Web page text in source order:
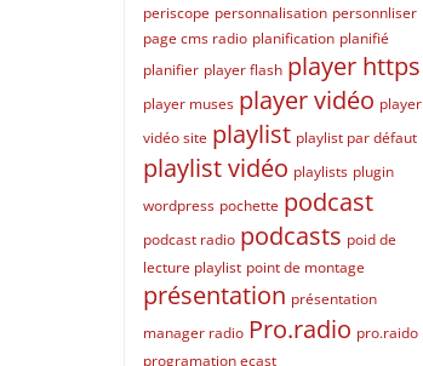
periscope personnalisation personnliser
page cms radio planification planifié
planifier player flash player https
player muses player vidéo player
vidéo site playlist playlist par défaut
playlist vidéo playlists plugin
wordpress pochette podcast
podcast radio podcasts poid de
lecture playlist point de montage
présentation présentation
manager radio Pro.radio pro.raido
programation ecast